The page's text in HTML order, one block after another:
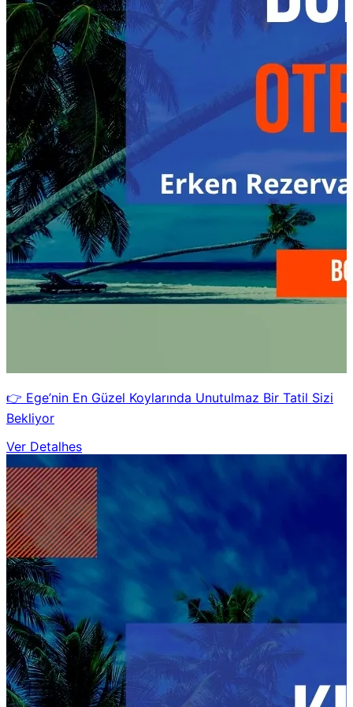
👉 Ege’nin En Güzel Koylarında Unutulmaz Bir Tatil Sizi
Bekliyor
Ver Detalhes